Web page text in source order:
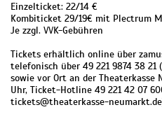
Einzelticket: 22/14 €
Kombiticket 29/19€ mit Plectrum
Je zzgl. VVK-Gebühren
Tickets erhältlich online über
telefonisch über 49 221 9874 38 21
sowie vor Ort an der Theaterkasse
Uhr, Ticket-Hotline 49 221 42 07
tickets@theaterkasse-